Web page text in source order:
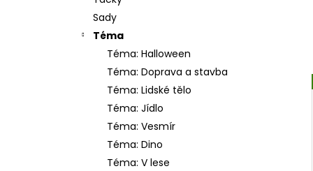
Sady
Téma
Téma: Halloween
Téma: Doprava a stavba
Téma: Lidské tělo
Téma: Jídlo
Téma: Vesmír
Téma: Dino
Téma: V lese
25 Kč